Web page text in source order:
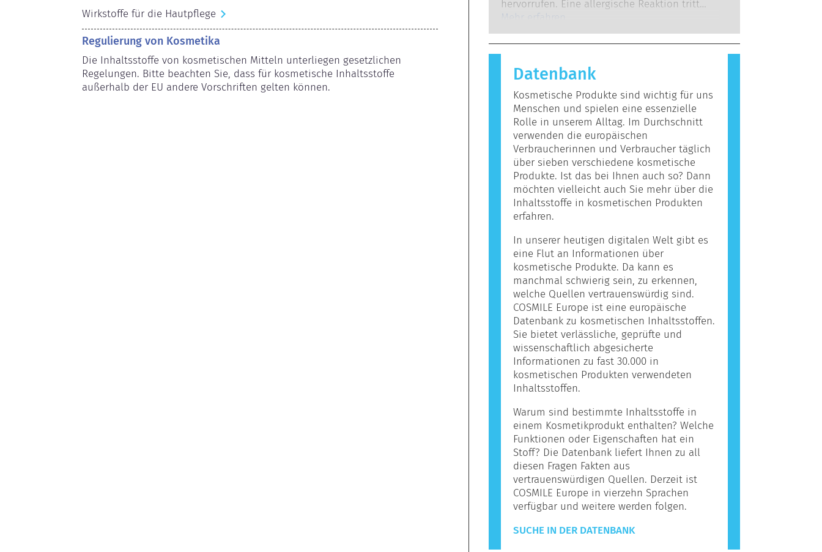
Wirkstoffe für die Hautpflege
Regulierung von Kosmetika
Die Inhaltsstoffe von kosmetischen Mitteln unterliegen gesetzlichen
Regelungen. Bitte beachten Sie, dass für kosmetische Inhaltsstoffe
außerhalb der EU andere Vorschriften gelten können.
Experten, zu denen die Unternehmen
gesetzlich verpflichtet sind, decken alle
möglicher Störungen des Hormonsystems.
hervorrufen. Eine allergische Reaktion tritt
auf, wenn das Immunsystem einer Person auf
Stoffe reagiert, die für die meisten Menschen
harmlos sind. Ein Stoff, der eine allergische
Reaktion hervorruft, wird als Allergen
bezeichnet. Kosmetika und
enthalten, die bei manchen Menschen eine
Allergie auslösen können. Das bedeutet
jedoch nicht, dass das Produkt für andere
Personen nicht sicher ist.
Mehr erfahren
Datenbank
Kosmetische Produkte sind wichtig für uns
Menschen und spielen eine essenzielle
Rolle in unserem Alltag. Im Durchschnitt
verwenden die europäischen
Verbraucherinnen und Verbraucher täglich
über sieben verschiedene kosmetische
Produkte. Ist das bei Ihnen auch so? Dann
möchten vielleicht auch Sie mehr über die
Inhaltsstoffe in kosmetischen Produkten
erfahren.
In unserer heutigen digitalen Welt gibt es
eine Flut an Informationen über
kosmetische Produkte. Da kann es
manchmal schwierig sein, zu erkennen,
welche Quellen vertrauenswürdig sind.
COSMILE Europe ist eine europäische
Datenbank zu kosmetischen Inhaltsstoffen.
Sie bietet verlässliche, geprüfte und
wissenschaftlich abgesicherte
Informationen zu fast 30.000 in
kosmetischen Produkten verwendeten
Inhaltsstoffen.
Warum sind bestimmte Inhaltsstoffe in
einem Kosmetikprodukt enthalten? Welche
Funktionen oder Eigenschaften hat ein
Stoff? Die Datenbank liefert Ihnen zu all
diesen Fragen Fakten aus
vertrauenswürdigen Quellen. Derzeit ist
COSMILE Europe in vierzehn Sprachen
verfügbar und weitere werden folgen.
SUCHE IN DER DATENBANK